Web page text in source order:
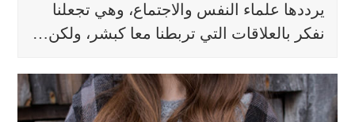
يرددها علماء النفس والاجتماع، وهي تجعلنا
نفكر بالعلاقات التي تربطنا معا كبشر، ولكن…